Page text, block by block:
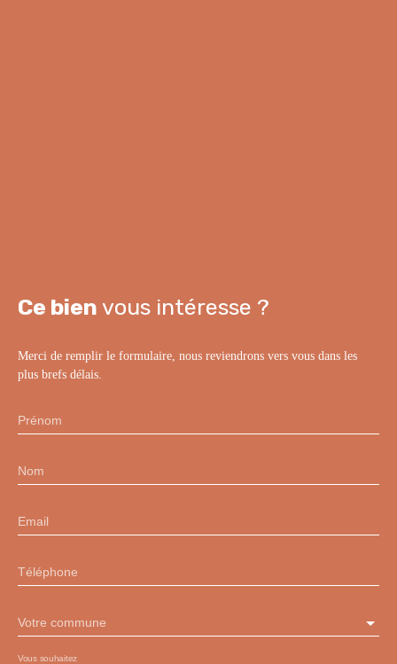
Ce bien vous intéresse ?
Merci de remplir le formulaire, nous reviendrons vers vous dans les
plus brefs délais.
Prénom
Nom
Email
Téléphone
Votre commune
Vous souhaitez